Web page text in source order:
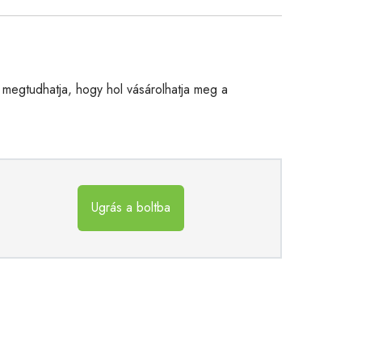
hogy hol vásárolhatja meg a
Ugrás a boltba